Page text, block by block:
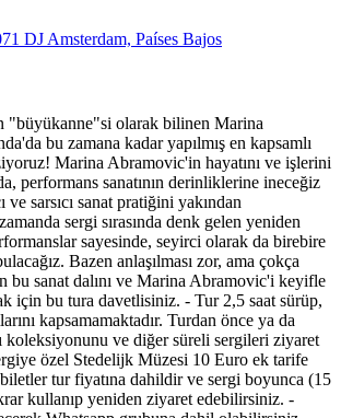
DJ Amsterdam, Países Bajos
"büyükanne"si olarak bilinen Marina
bu zamana kadar yapılmış en kapsamlı
Marina Abramovic'in hayatını ve işlerini
performans sanatının derinliklerine ineceğiz
ve sarsıcı sanat pratiğini yakından
sergi sırasında denk gelen yeniden
sayesinde, seyirci olarak da birebire
Bazen anlaşılması zor, ama çokça
bu sanat dalını ve Marina Abramovic'i keyifle
için bu tura davetlisiniz. - Tur 2,5 saat sürüp,
kapsamamaktadır. Turdan önce ya da
koleksiyonunu ve diğer süreli sergileri ziyaret
özel Stedelijk Müzesi 10 Euro ek tarife
tur fiyatına dahildir ve sergi boyunca (15
kullanıp yeniden ziyaret edebilirsiniz. -